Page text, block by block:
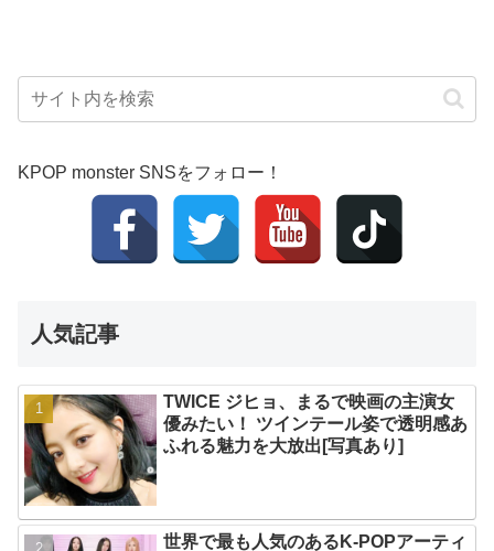
KPOP monster SNSをフォロー！
人気記事
TWICE ジヒョ、まるで映画の主演女
優みたい！ ツインテール姿で透明感あ
ふれる魅力を大放出[写真あり]
世界で最も人気のあるK-POPアーティ